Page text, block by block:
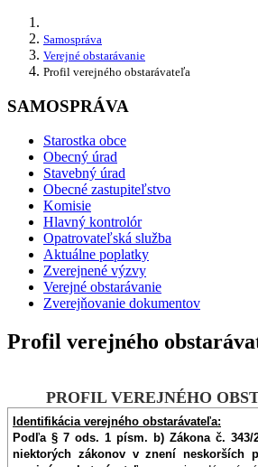
Samospráva
Verejné obstarávanie
Profil verejného obstarávateľa
SAMOSPRÁVA
Starostka obce
Obecný úrad
Stavebný úrad
Obecné zastupiteľstvo
Komisie
Hlavný kontrolór
Opatrovateľská služba
Aktuálne poplatky
Zverejnené výzvy
Verejné obstarávanie
Zverejňovanie dokumentov
Profil verejného
PROFIL VEREJNÉHO
Identifikácia verejného obstarávateľa:
Podľa § 7 ods. 1 písm. b) Zákona č.
niektorých zákonov v znení neskorších